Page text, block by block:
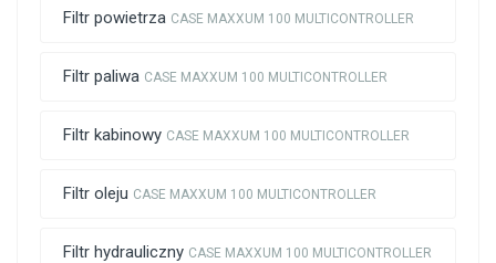
Filtr powietrza CASE MAXXUM 100 MULTICONTROLLER
Filtr paliwa CASE MAXXUM 100 MULTICONTROLLER
Filtr kabinowy CASE MAXXUM 100 MULTICONTROLLER
Filtr oleju CASE MAXXUM 100 MULTICONTROLLER
Filtr hydrauliczny CASE MAXXUM 100 MULTICONTROLLER